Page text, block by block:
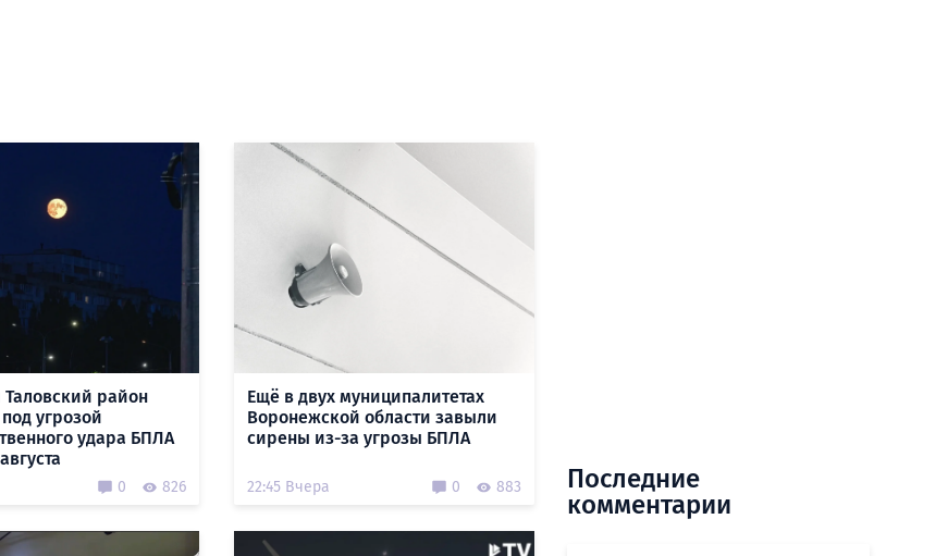
район
угрозой
удара БПЛА
0 826
Ещё в двух муниципалитетах
Воронежской области завыли
сирены из-за угрозы БПЛА
22:45 Вчера 0 883
Последние
комментарии